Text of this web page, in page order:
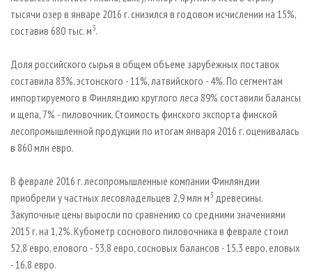
ДЕРЕВЯННОЕ ДОМОСТРОЕНИЕ
БИОЭНЕРГЕТИКА
ЦБП
ИНСТРУМЕНТ И МАТЕРИАЛЫ
ОФИЦИАЛЬНЫЕ ДЕЛЕГАЦИИ
RUSSIAN FORESTRY REVIEW
ГАЗЕТА ЛЕСПРОМФОРУМ
БИБЛИОТЕКА СПЕЦИАЛИСТА
РЕКЛАМА НА САЙТЕ
тысячи озер в январе 2016 г. снизился в годовом исчислении на 15%,
составив 680 тыс. м3.
Доля российского сырья в общем объеме зарубежных поставок
составила 83%, эстонского - 11%, латвийского - 4%. По сегментам
импортируемого в Финляндию круглого леса 89% составили балансы
и щепа, 7% - пиловочник. Стоимость финского экспорта финской
лесопромышленной продукции по итогам января 2016 г. оценивалась
в 860 млн евро.
В феврале 2016 г. лесопромышленные компании Финляндии
приобрели у частных лесовладельцев 2,9 млн м3 древесины.
Закупочные цены выросли по сравнению со средними значениями
2015 г. на 1,2%. Кубометр соснового пиловочника в феврале стоил
52,8 евро, елового - 53,8 евро, сосновых балансов - 15,3 евро, еловых
- 16,8 евро.